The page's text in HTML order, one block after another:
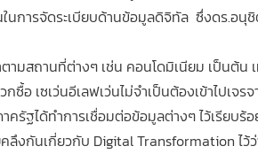
การจัดระเบียบด้านข้อมูลดิจิทัล ซึ่งดร.อ
ามสถานที่ต่างๆ เช่น คอนโดมิเนียม เป็นต้
อ เซเว่นอีเลฟเว่นไม่จำเป็นต้องเข้าไปเจ
ฐได้ทำการเชื่อมต่อข้อมูลต่างๆ ไว้เรียบร้อ
งกันเกี่ยวกับ Digital Transformation ไ